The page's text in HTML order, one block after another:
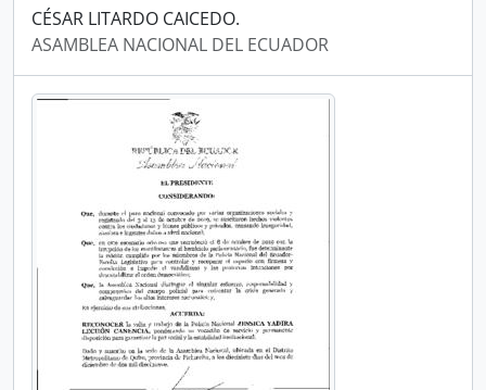
CÉSAR LITARDO CAICEDO.
ASAMBLEA NACIONAL DEL ECUADOR